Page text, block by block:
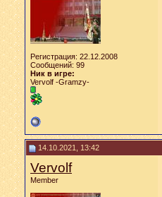
Регистрация: 22.12.2008
Сообщений: 99
Ник в игре:
Vervolf -Gramzy-
14.10.2021, 13:42
Vervolf
Member